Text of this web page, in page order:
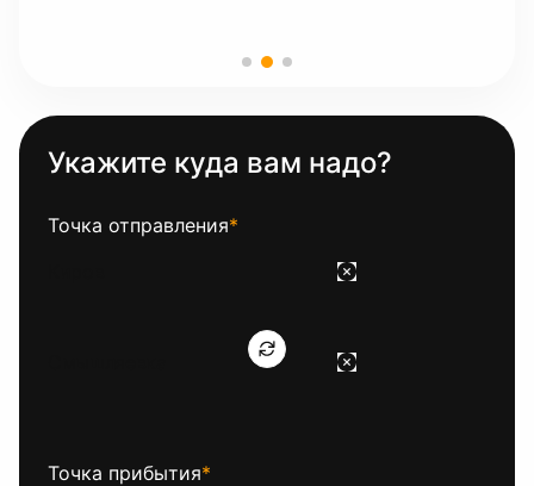
Укажите куда вам надо?
Точка отправления*
Точка прибытия*